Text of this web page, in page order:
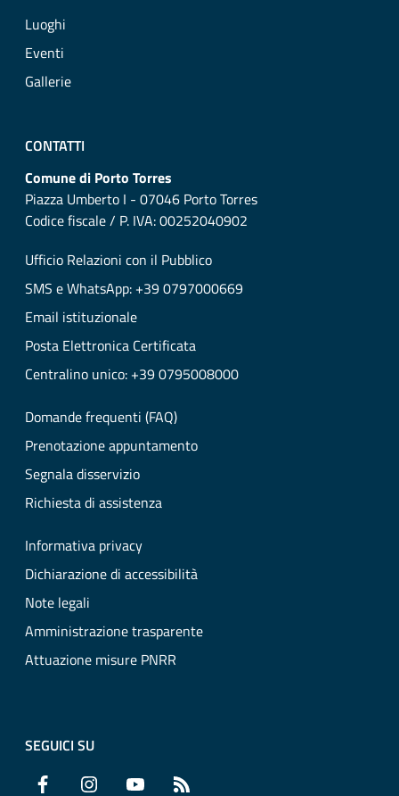
Luoghi
Eventi
Gallerie
CONTATTI
Comune di Porto Torres
Piazza Umberto I - 07046 Porto Torres
Codice fiscale / P. IVA: 00252040902
Ufficio Relazioni con il Pubblico
SMS e WhatsApp: +39 0797000669
Email istituzionale
Posta Elettronica Certificata
Centralino unico: +39 0795008000
Domande frequenti (FAQ)
Prenotazione appuntamento
Segnala disservizio
Richiesta di assistenza
Informativa privacy
Dichiarazione di accessibilità
Note legali
Amministrazione trasparente
Attuazione misure PNRR
SEGUICI SU
Facebook Instagram YouTube